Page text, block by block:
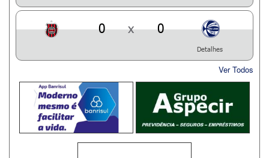
0 x 0
Detalhes
Ver Todos